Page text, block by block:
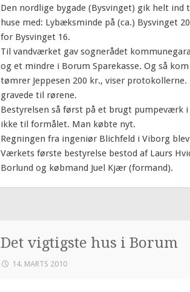
Den nordlige bygade (Bysvinget) gik helt ind
huse med: Lybæksminde på (ca.) Bysvinget
for Bysvinget 16.
Til vandværket gav sognerådet
og et mindre i Borum Sparekasse. Og så
tømrer Jeppesen 200 kr., viser
gravede til rørene.
Bestyrelsen så først på et brugt pumpeværk
ikke til formålet. Man købte nyt.
Regningen fra ingeniør Blichfeld i Viborg blev
Værkets første bestyrelse bestod af Laurs
Borlund og købmand Juel Kjær (formand).
Det vigtigste hus i Borum
14. MARTS 2010